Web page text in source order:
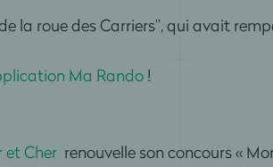
la roue des Carriers”, qui avait
Ma Rando!
et Cherrenouvelle son concours «